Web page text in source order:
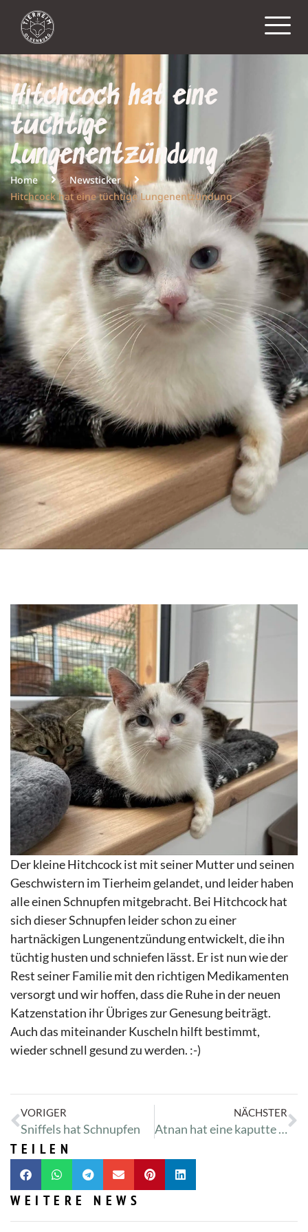
Hitchcock hat eine
tüchtige
Lungenentzündung
Home
Newsticker
Hitchcock hat eine tüchtige Lungenentzündung
Der kleine Hitchcock ist mit seiner Mutter und seinen
Geschwistern im Tierheim gelandet, und leider haben
alle einen Schnupfen mitgebracht. Bei Hitchcock hat
sich dieser Schnupfen leider schon zu einer
hartnäckigen Lungenentzündung entwickelt, die ihn
tüchtig husten und schniefen lässt. Er ist nun wie der
Rest seiner Familie mit den richtigen Medikamenten
versorgt und wir hoffen, dass die Ruhe in der neuen
Katzenstation ihr Übriges zur Genesung beiträgt.
Auch das miteinander Kuscheln hilft bestimmt,
wieder schnell gesund zu werden. :-)
VORIGER
Sniffels hat Schnupfen
NÄCHSTER
Atnan hat eine kaputte Zunge
TEILEN
WEITERE NEWS